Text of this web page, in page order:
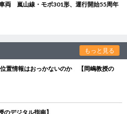
両 嵐山線・モボ301形、運行開始55周年
もっと見る
置情報はおっかないのか 【岡嶋教授の
デジタル指南】